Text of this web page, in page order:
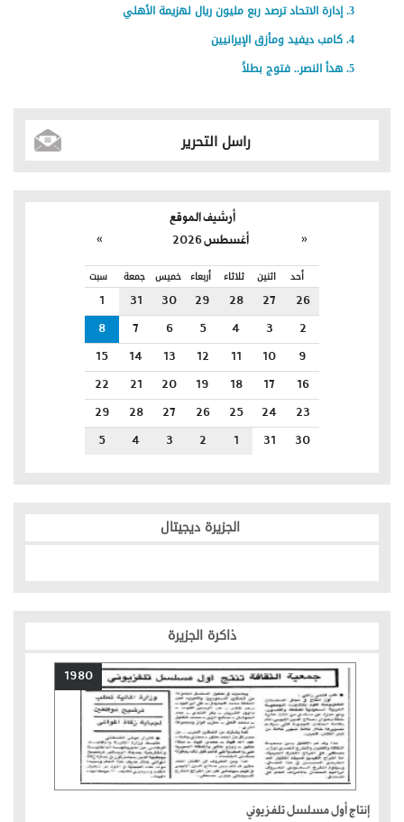
إدارة الاتحاد ترصد ربع مليون ريال لهزيمة الأهلي
كامب ديفيد ومأزق الإيرانيين
هدأ النصر.. فتوج بطلاً
راسل التحرير
أرشيف الموقع
«
» أغسطس 2026
أحد اثنين ثلاثاء أربعاء خميس جمعة سبت
26
27
28
29
30
31
1
2
3
4
5
6
7
8
9
10
11
12
13
14
15
16
17
18
19
20
21
22
23
24
25
26
27
28
29
30
31
1
2
3
4
5
الجزيرة ديجيتال
ذاكرة الجزيرة
1980
إنتاج أول مسلسل تلفزيوني